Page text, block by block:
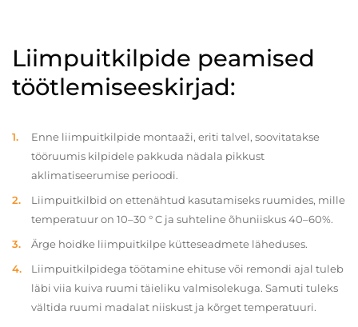
Liimpuitkilpide peamised
töötlemiseeskirjad:
Enne liimpuitkilpide montaaži, eriti talvel, soovitatakse
tööruumis kilpidele pakkuda nädala pikkust
aklimatiseerumise perioodi.
Liimpuitkilbid on ettenähtud kasutamiseks ruumides, mille
temperatuur on 10–30 ° C ja suhteline õhuniiskus 40–60%.
Ärge hoidke liimpuitkilpe kütteseadmete läheduses.
Liimpuitkilpidega töötamine ehituse või remondi ajal tuleb
läbi viia kuiva ruumi täieliku valmisolekuga. Samuti tuleks
vältida ruumi madalat niiskust ja kõrget temperatuuri.